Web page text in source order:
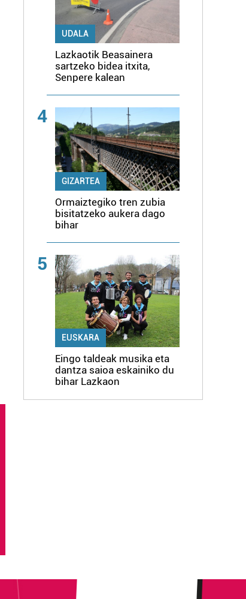
UDALA
Lazkaotik Beasainera
sartzeko bidea itxita,
Senpere kalean
4
GIZARTEA
Ormaiztegiko tren zubia
bisitatzeko aukera dago
bihar
5
EUSKARA
Eingo taldeak musika eta
dantza saioa eskainiko du
bihar Lazkaon